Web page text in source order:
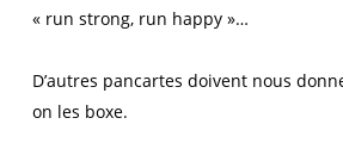
« run strong, run happy »…
D’autres pancartes doivent nous
on les boxe.